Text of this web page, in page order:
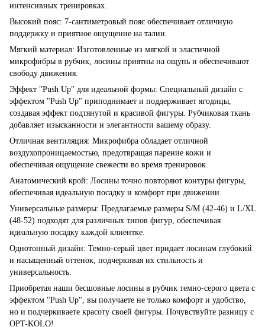
интенсивных тренировках.
Высокий пояс: 7-сантиметровый пояс обеспечивает отличную
поддержку и приятное ощущение на талии.
Мягкий материал: Изготовленные из мягкой и эластичной
микрофибры в рубчик, лосины приятны на ощупь и обеспечивают
свободу движения.
Эффект "Push Up" для идеальной формы: Специальный дизайн с
эффектом "Push Up" приподнимает и поддерживает ягодицы,
создавая эффект подтянутой и красивой фигуры. Рубчиковая ткань
добавляет изысканности и элегантности вашему образу.
Отличная вентиляция: Микрофибра обладает отличной
воздухопроницаемостью, предотвращая парение кожи и
обеспечивая ощущение свежести во время тренировок.
Анатомический крой: Лосины точно повторяют контуры фигуры,
обеспечивая идеальную посадку и комфорт при движении.
Универсальные размеры: Предлагаемые размеры S/M (42-46) и L/XL
(48-52) подходят для различных типов фигур, обеспечивая
идеальную посадку каждой клиентке.
Однотонный дизайн: Темно-серый цвет придает лосинам глубокий
и насыщенный оттенок, подчеркивая их стильность и
универсальность.
Приобретая наши бесшовные лосины в рубчик темно-серого цвета с
эффектом "Push Up", вы получаете не только комфорт и удобство,
но и подчеркиваете красоту своей фигуры. Почувствуйте разницу с
OPT-KOLO!